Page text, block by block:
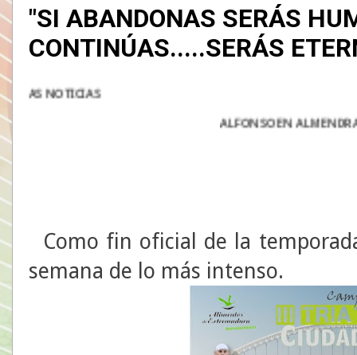
"SI ABANDONAS SERÁS
CONTINÚAS.....SERÁS
ALFONSO EN ALMENDRALEJO
Como fin oficial de la
semana de lo más intenso.